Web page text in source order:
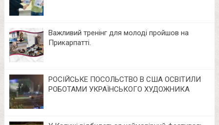
Важливий тренінг для молоді пройшов на
Прикарпатті.
РОСІЙСЬКЕ ПОСОЛЬСТВО В США ОСВІТИЛИ
РОБОТАМИ УКРАЇНСЬКОГО ХУДОЖНИКА